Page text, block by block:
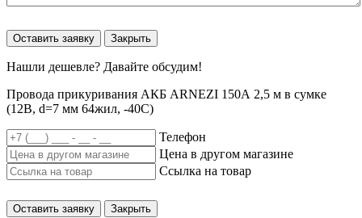
Оставить заявку Закрыть
Нашли дешевле? Давайте обсудим!
Провода прикуривания АКБ ARNEZI 150А 2,5 м в сумке
(12В, d=7 мм 64жил, -40С)
Телефон
Цена в другом магазине
Ссылка на товар
Оставить заявку Закрыть